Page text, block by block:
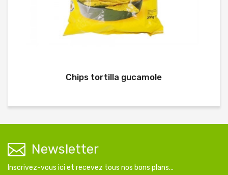
Chips tortilla gucamole
Newsletter
Inscrivez-vous ici et recevez tous nos bons plans...